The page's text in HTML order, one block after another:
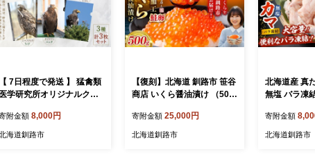
【 7日程度で発送 】 猛禽類
医学研究所オリジナルクリ
ファイル ファイル 文房具
禽類 野生動物 動物 野生
附金額 8,000円
海道釧路市
【復刻】北海道 釧路市 笹谷
商店 いくら醤油漬け （500
魚介類 ご飯のお供 海鮮 海
鮮丼 いくら醤油漬
寄附金額 25,000円
北海道釧路市
北海道産 真
無塩 バラ凍
凍 国産 おか
寄附金額
北海道釧路市